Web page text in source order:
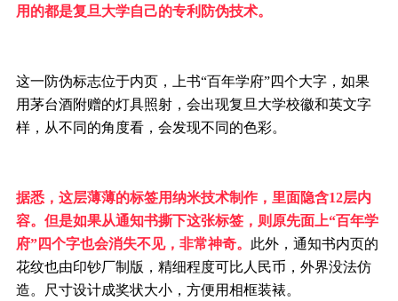
用的都是复旦大学自己的专利防伪技术。
这一防伪标志位于内页，上书“百年学府”四个大字，如果
用茅台酒附赠的灯具照射，会出现复旦大学校徽和英文字
样，从不同的角度看，会发现不同的色彩。
据悉，这层薄薄的标签用纳米技术制作，里面隐含12层内
容。但是如果从通知书撕下这张标签，则原先面上“百年学
府”四个字也会消失不见，非常神奇。 此外，通知书内页的
花纹也由印钞厂制版，精细程度可比人民币，外界没法仿
造。尺寸设计成奖状大小，方便用相框装裱。